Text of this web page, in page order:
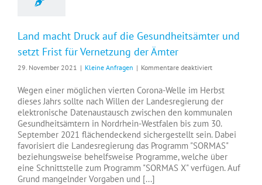
Land macht Druck auf die Gesundheitsämter und
setzt Frist für Vernetzung der Ämter
29. November 2021 | Kleine Anfragen | Kommentare deaktiviertfür
macht
Druck
auf
die
und
setzt
Frist
für
Wegen einer möglichen vierten Corona-Welle im Herbst
dieses Jahrs sollte nach Willen der Landesregierung der
elektronische Datenaustausch zwischen den kommunalen
Gesundheitsämtern in Nordrhein-Westfalen bis zum 30.
September 2021 flächendeckend sichergestellt sein. Dabei
favorisiert die Landesregierung das Programm "SORMAS"
beziehungsweise behelfsweise Programme, welche über
eine Schnittstelle zum Programm "SORMAS X" verfügen. Auf
Grund mangelnder Vorgaben und [...]